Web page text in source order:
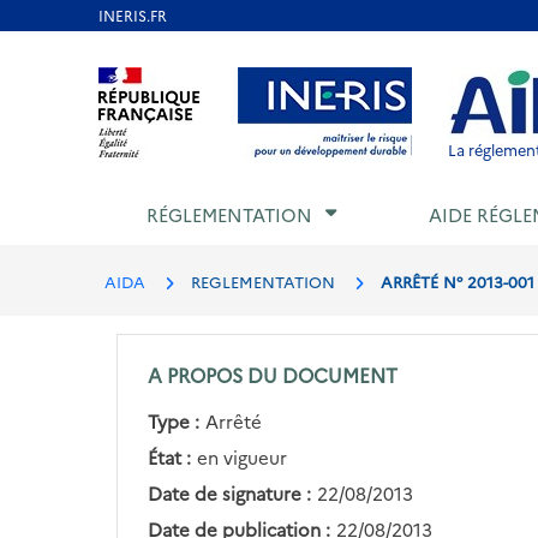
Aller au contenu Aller au menu Aller au
La
RÉGLEMENTATION AIDE
AIDA REGLEMENTATION ARRÊTÉ N° 2013-
A PROPOS DU DOCUMENT
Type : Arrêté
État : en vigueur
Date de signature : 22/08/2013
Date de publication : 22/08/2013